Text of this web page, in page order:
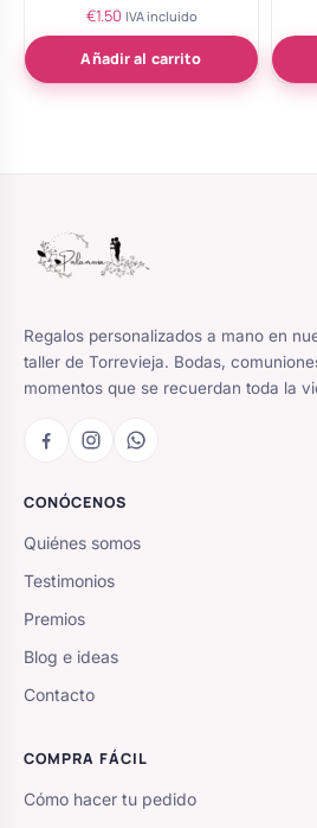
Valorado
de 5
€1.50 IVA incluido
Añadir al carrito
Regalos personalizados a mano en
taller de Torrevieja. Bodas,
momentos que se recuerdan toda la
CONÓCENOS
Quiénes somos
Testimonios
Premios
Blog e ideas
Contacto
COMPRA FÁCIL
Cómo hacer tu pedido